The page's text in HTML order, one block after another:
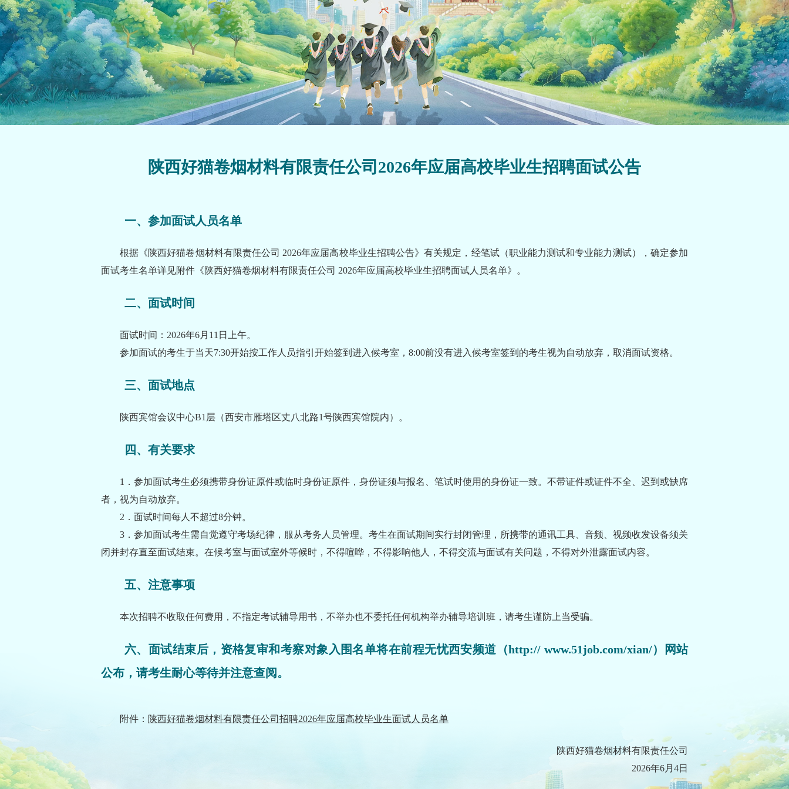
陕西好猫卷烟材料有限责任公司2026年应届高校毕业生招聘面试公告
一、参加面试人员名单
根据《陕西好猫卷烟材料有限责任公司 2026年应届高校毕业生招聘公告》有关规定，经笔试（职业能力测试和专业能力测试），确定参加
面试考生名单详见附件《陕西好猫卷烟材料有限责任公司 2026年应届高校毕业生招聘面试人员名单》。
二、面试时间
面试时间：2026年6月11日上午。
参加面试的考生于当天7:30开始按工作人员指引开始签到进入候考室，8:00前没有进入候考室签到的考生视为自动放弃，取消面试资格。
三、面试地点
陕西宾馆会议中心B1层（西安市雁塔区丈八北路1号陕西宾馆院内）。
四、有关要求
1．参加面试考生必须携带身份证原件或临时身份证原件，身份证须与报名、笔试时使用的身份证一致。不带证件或证件不全、迟到或缺席
者，视为自动放弃。
2．面试时间每人不超过8分钟。
3．参加面试考生需自觉遵守考场纪律，服从考务人员管理。考生在面试期间实行封闭管理，所携带的通讯工具、音频、视频收发设备须关
闭并封存直至面试结束。在候考室与面试室外等候时，不得喧哗，不得影响他人，不得交流与面试有关问题，不得对外泄露面试内容。
五、注意事项
本次招聘不收取任何费用，不指定考试辅导用书，不举办也不委托任何机构举办辅导培训班，请考生谨防上当受骗。
六、面试结束后，资格复审和考察对象入围名单将在前程无忧西安频道（http:// www.51job.com/xian/）网站
公布，请考生耐心等待并注意查阅。
附件： 陕西好猫卷烟材料有限责任公司招聘2026年应届高校毕业生面试人员名单
陕西好猫卷烟材料有限责任公司
2026年6月4日